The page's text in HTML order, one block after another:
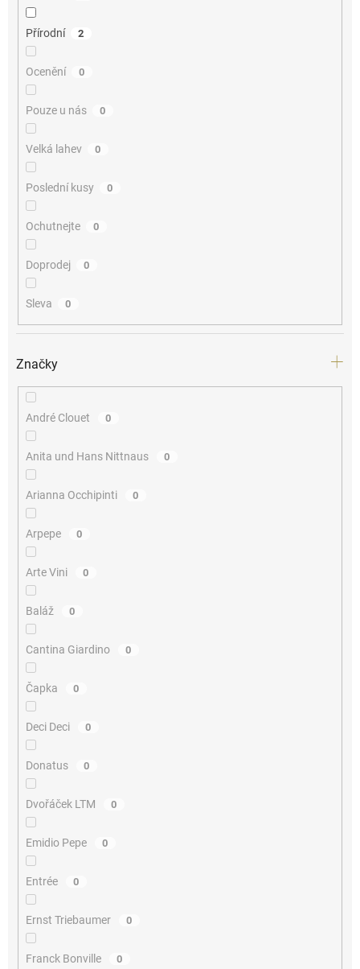
Přírodní 2
Ocenění 0
Pouze u nás 0
Velká lahev 0
Poslední kusy 0
Ochutnejte 0
Doprodej 0
Sleva 0
Značky
André Clouet 0
Anita und Hans Nittnaus 0
Arianna Occhipinti 0
Arpepe 0
Arte Vini 0
Baláž 0
Cantina Giardino 0
Čapka 0
Deci Deci 0
Donatus 0
Dvořáček LTM 0
Emidio Pepe 0
Entrée 0
Ernst Triebaumer 0
Franck Bonville 0